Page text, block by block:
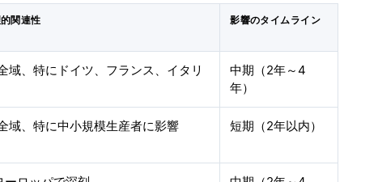
関連性 影響のタイムライン
域、特にドイツ、フランス、イタリ
中期（2年～4
年）
域、特に中小規模生産者に影響 短期（2年以内）